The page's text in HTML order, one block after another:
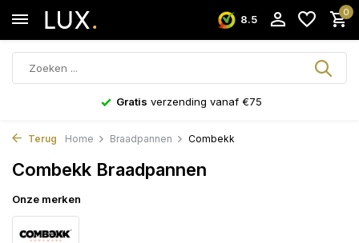
8.5
0
Gratis verzending vanaf €75
Terug Home Braadpannen Combekk
Combekk Braadpannen
Onze merken